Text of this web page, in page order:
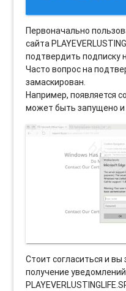
Первоначально
сайта
подтвердить подписку
Часто вопрос на
замаскирован.
Например, появляется
может быть запущено и
Стоит согласиться и
получение